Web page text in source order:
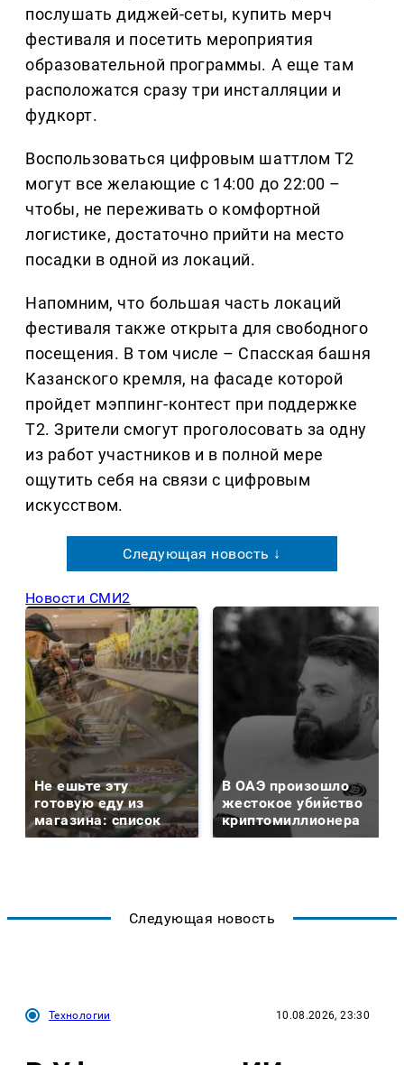
послушать диджей-сеты, купить мерч
фестиваля и посетить мероприятия
образовательной программы. А еще там
расположатся сразу три инсталляции и
фудкорт.
Воспользоваться цифровым шаттлом Т2
могут все желающие с 14:00 до 22:00 –
чтобы, не переживать о комфортной
логистике, достаточно прийти на место
посадки в одной из локаций.
Напомним, что большая часть локаций
фестиваля также открыта для свободного
посещения. В том числе – Спасская башня
Казанского кремля, на фасаде которой
пройдет мэппинг-контест при поддержке
Т2. Зрители смогут проголосовать за одну
из работ участников и в полной мере
ощутить себя на связи с цифровым
искусством.
Следующая новость ↓
Новости СМИ2
Не ешьте эту
готовую еду из
магазина: список
В ОАЭ произошло
жестокое убийство
криптомиллионера
Следующая новость
Технологии 10.08.2026, 23:30